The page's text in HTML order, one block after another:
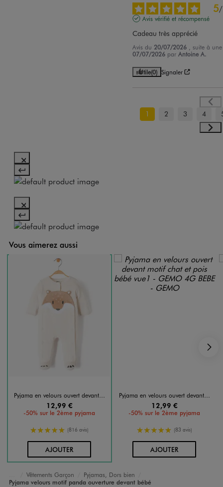
5/
Avis vérifié et récompensé
Cadeau très apprécié
Avis du 20/07/2026 , suite à
07/07/2026 parAntoine A.
Utile(0) Signaler
1 2 3 4
Vous aimerez aussi
Pyjama en velours ouvert devant motif renard bébé garçon
12,99 €
-50% sur le 2ème pyjama
5/5 de moyenne
(816 avis)
AJOUTERAU PANIER
Pyjama en velours ouvert devant motif chat et pois bébé
12,99 €
-50% sur le 2ème pyjama
5/5 de moyenne
(83 avis)
AJOUTERAU PANIER
Accueil
Bébé
Vêtements Garçon
Pyjamas, Dors bien
Pyjama velours motif panda ouverture devant bébé